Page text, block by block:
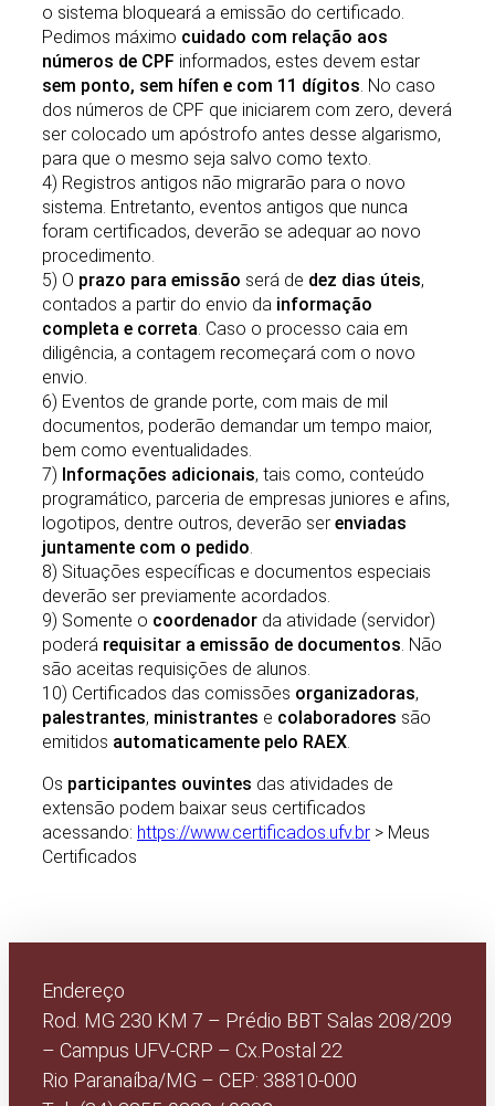
o sistema bloqueará a emissão do certificado.
Pedimos máximo cuidado com relação aos
números de CPF informados, estes devem estar
sem ponto, sem hífen e com 11 dígitos . No caso
dos números de CPF que iniciarem com zero, deverá
ser colocado um apóstrofo antes desse algarismo,
para que o mesmo seja salvo como texto.
4) Registros antigos não migrarão para o novo
sistema. Entretanto, eventos antigos que nunca
foram certificados, deverão se adequar ao novo
procedimento.
5) O prazo para emissão será de dez dias úteis,
contados a partir do envio da informação
completa e correta . Caso o processo caia em
diligência, a contagem recomeçará com o novo
envio.
6) Eventos de grande porte, com mais de mil
documentos, poderão demandar um tempo maior,
bem como eventualidades.
7) Informações adicionais, tais como, conteúdo
programático, parceria de empresas juniores e afins,
logotipos, dentre outros, deverão ser enviadas
juntamente com o pedido
8) Situações específicas e documentos especiais
deverão ser previamente acordados.
9) Somente o coordenador da atividade (servidor)
poderá requisitar a emissão de documentos . Não
são aceitas requisições de alunos.
10) Certificados das comissões organizadoras,
palestrantes, ministrantes e colaboradores são
emitidos automaticamente pelo RAEX
Os participantes ouvintes das atividades de
extensão podem baixar seus certificados
acessando: https://www.certificados.ufv.br > Meus
Certificados
Endereço
Rod. MG 230 KM 7 – Prédio BBT Salas 208/209
– Campus UFV-CRP – Cx.Postal 22
Rio Paranaíba/MG – CEP: 38810-000